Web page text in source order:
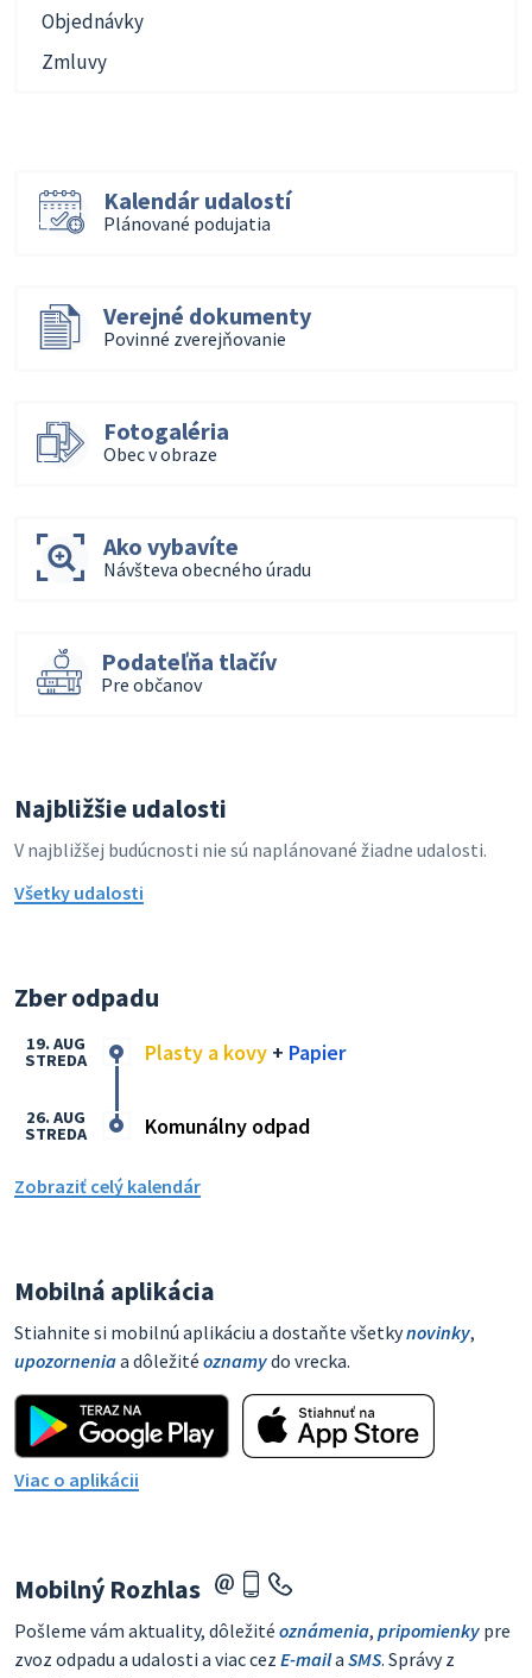
Objednávky
Zmluvy
Kalendár udalostí
Plánované podujatia
Verejné dokumenty
Povinné zverejňovanie
Fotogaléria
Obec v obraze
Ako vybavíte
Návšteva obecného úradu
Podateľňa tlačív
Pre občanov
Najbližšie udalosti
V najbližšej budúcnosti nie sú naplánované žiadne udalosti.
Všetky udalosti
Zber odpadu
Plasty a kovy + Papier
19. AUG
STREDA
Komunálny odpad
26. AUG
STREDA
Zobraziť celý kalendár
Mobilná aplikácia
Stiahnite si mobilnú aplikáciu a dostaňte všetkynovinky,
upozorneniaa dôležité oznamydo vrecka.
Viac o aplikácii
Mobilný Rozhlas
Pošleme vám aktuality, dôležité oznámenia, pripomienky pre
zvoz odpadu a udalosti a viac cez E-maila SMS. Správy z